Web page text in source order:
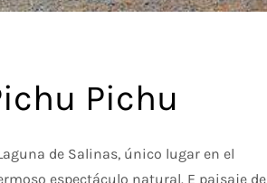
Pichu
de Salinas, único lugar en el
espectáculo natural. E paisaje de